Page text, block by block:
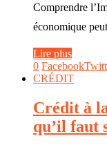
Comprendre
économique
Lire plus
0 Facebook
CRÉDIT
Crédit à
qu’il faut